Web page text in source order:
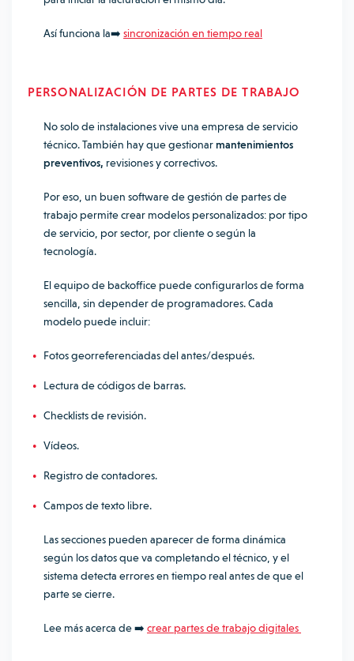
Así funciona la➡️ sincronización en tiempo real
PERSONALIZACIÓN DE PARTES DE TRABAJO
No solo de instalaciones vive una empresa de servicio
técnico. También hay que gestionarmantenimientos
preventivos, revisiones y correctivos.
Por eso, un buen software de gestión de partes de
trabajo permite crear modelos personalizados: por tipo
de servicio, por sector, por cliente o según la
tecnología.
El equipo de backoffice puede configurarlos de forma
sencilla, sin depender de programadores. Cada
modelo puede incluir:
Fotos georreferenciadas del antes/después.
Lectura de códigos de barras.
Checklists de revisión.
Vídeos.
Registro de contadores.
Campos de texto libre.
Las secciones pueden aparecer de forma dinámica
según los datos que va completando el técnico, y el
sistema detecta errores en tiempo real antes de que el
parte se cierre.
Lee más acerca de ➡️ crear partes de trabajo digitales